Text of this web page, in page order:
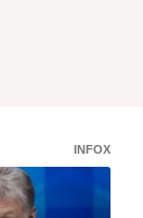
INFOX